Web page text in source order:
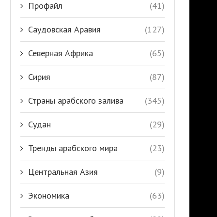
Профайл (41)
Саудовская Аравия (127)
Северная Африка (65)
Сирия (87)
Страны арабского залива (345)
Судан (29)
Тренды арабского мира (23)
Центральная Азия (9)
Экономика (63)